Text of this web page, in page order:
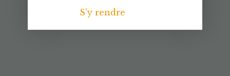
S'y rendre